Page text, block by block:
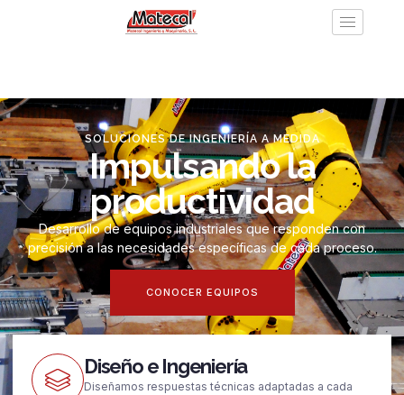
SOLUCIONES DE INGENIERÍA A MEDIDA
Impulsando la
productividad
Desarrollo de equipos industriales que responden con
precisión a las necesidades específicas de cada proceso.
CONOCER EQUIPOS
Diseño e Ingeniería
Diseñamos respuestas técnicas adaptadas a cada